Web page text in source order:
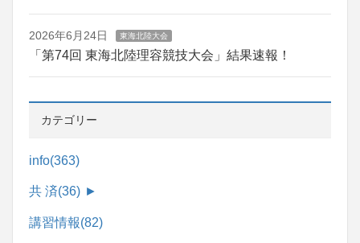
2026年6月24日 東海北陸大会
「第74回 東海北陸理容競技大会」結果速報！
カテゴリー
info(363)
共 済(36) ►
講習情報(82)